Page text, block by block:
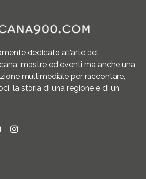
dedicato all’arte del
mostre ed eventi ma anche una
multimediale per raccontare,
la storia di una regione e di un